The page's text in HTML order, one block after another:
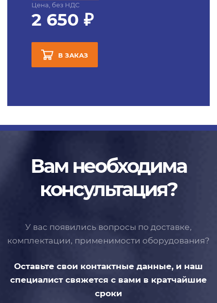
Цена, без НДС
2 650 ₽
В ЗАКАЗ
Вам необходима
консультация?
У вас появились вопросы по доставке,
комплектации, применимости оборудования?
Оставьте свои контактные данные, и наш
специалист свяжется с вами в кратчайшие
сроки